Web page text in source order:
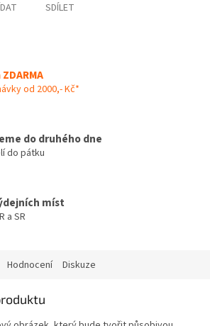
SDÍLET
od 2000,- Kč*
do druhého dne
do pátku
míst
a SR
Hodnocení Diskuze